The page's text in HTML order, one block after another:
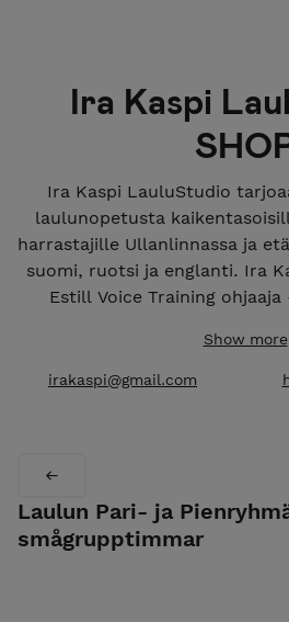
Ira Kaspi
Ira Kaspi LauluStudio
laulunopetusta
harrastajille Ullanlinnassa ja
suomi, ruotsi ja englanti. Ira
Estill Voice Training
sarjoina. Laulutuntipaketteja
yksittäisen tunnin hinnassa.
tunnin voi siirtää veloituksetta
tuntia. Samana päivänä
hyvitetä. Varaukset ja kyselyt
Show more
irakaspi@gmail.com
Laulun Pari- ja
smågrupptimmar